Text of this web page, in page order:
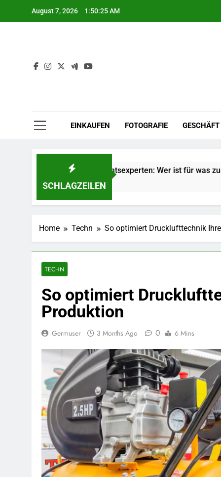
August 7, 2026 1:50:25 AM
EINKAUFEN FOTOGRAFIE GESCHÄFT
SCHLAGZEILEN
Arten von Rechtsexperten: Wer ist für was zuständig?
Home Techn So optimiert Drucklufttechnik
TECHN
So optimiert
Produktion
Germuser 3 Months Ago 0 6 Mins